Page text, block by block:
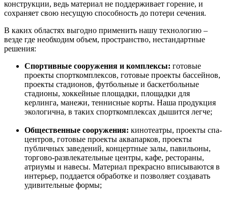
конструкции, ведь материал не поддерживает горение, и
сохраняет свою несущую способность до потери сечения.
В каких областях выгодно применить нашу технологию –
везде где необходим объем, пространство, нестандартные
решения:
Спортивные сооружения и комплексы: готовые
проекты спорткомплексов, готовые проекты бассейнов,
проекты стадионов, футбольные и баскетбольные
стадионы, хоккейные площадки, площадки для
керлинга, манежи, теннисные корты. Наша продукция
экологична, в таких спорткомплексах дышится легче;
Общественные сооружения: кинотеатры, проекты спа-
центров, готовые проекты аквапарков, проекты
публичных заведений, концертные залы, павильоны,
торгово-развлекательные центры, кафе, рестораны,
атриумы и навесы. Материал прекрасно вписываются в
интерьер, поддается обработке и позволяет создавать
удивительные формы;